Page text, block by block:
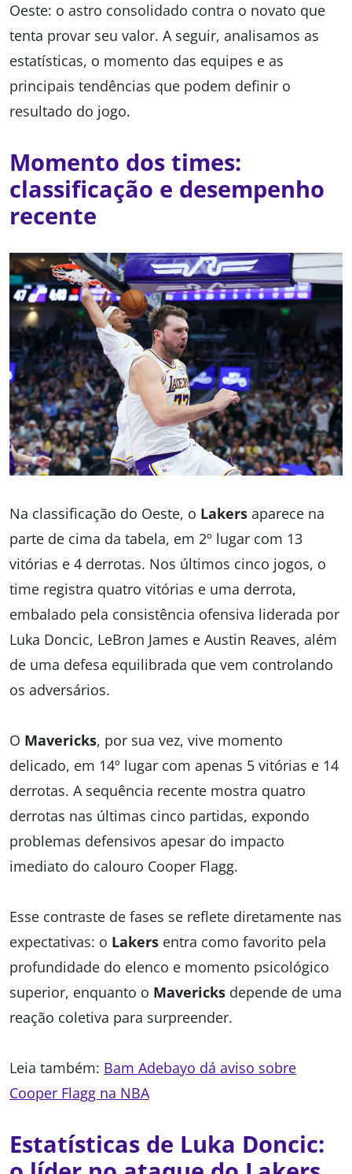
Oeste: o astro consolidado contra o novato que
tenta provar seu valor. A seguir, analisamos as
estatísticas, o momento das equipes e as
principais tendências que podem definir o
resultado do jogo.
Momento dos times:
classificação e desempenho
recente
Na classificação do Oeste, o Lakers aparece na
parte de cima da tabela, em 2º lugar com 13
vitórias e 4 derrotas. Nos últimos cinco jogos, o
time registra quatro vitórias e uma derrota,
embalado pela consistência ofensiva liderada por
Luka Doncic, LeBron James e Austin Reaves, além
de uma defesa equilibrada que vem controlando
os adversários.
O Mavericks, por sua vez, vive momento
delicado, em 14º lugar com apenas 5 vitórias e 14
derrotas. A sequência recente mostra quatro
derrotas nas últimas cinco partidas, expondo
problemas defensivos apesar do impacto
imediato do calouro Cooper Flagg.
Esse contraste de fases se reflete diretamente nas
expectativas: o Lakers entra como favorito pela
profundidade do elenco e momento psicológico
superior, enquanto o Mavericks depende de uma
reação coletiva para surpreender.
Leia também: Bam Adebayo dá aviso sobre
Cooper Flagg na NBA
Estatísticas de Luka Doncic: